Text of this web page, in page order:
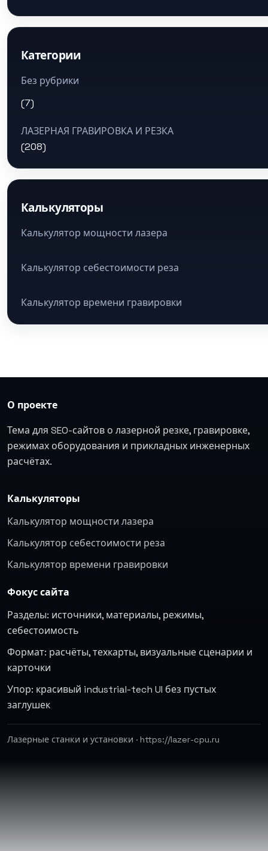
Категории
Без рубрики
(7)
ЛАЗЕРНАЯ ГРАВИРОВКА И РЕЗКА
(208)
Калькуляторы
Калькулятор мощности лазера
Калькулятор себестоимости реза
Калькулятор времени гравировки
О проекте
Тема для SEO-сайтов о лазерной резке, гравировке,
режимах оборудования и прикладных инженерных
расчётах.
Калькуляторы
Калькулятор мощности лазера
Калькулятор себестоимости реза
Калькулятор времени гравировки
Фокус сайта
Разделы: источники, материалы, режимы,
себестоимость
Формат: расчёты, техкарты, визуальные сценарии и
карточки
Упор: красивый industrial-tech UI без пустых
заглушек
Лазерные станки и установки · https://lazer-cpu.ru